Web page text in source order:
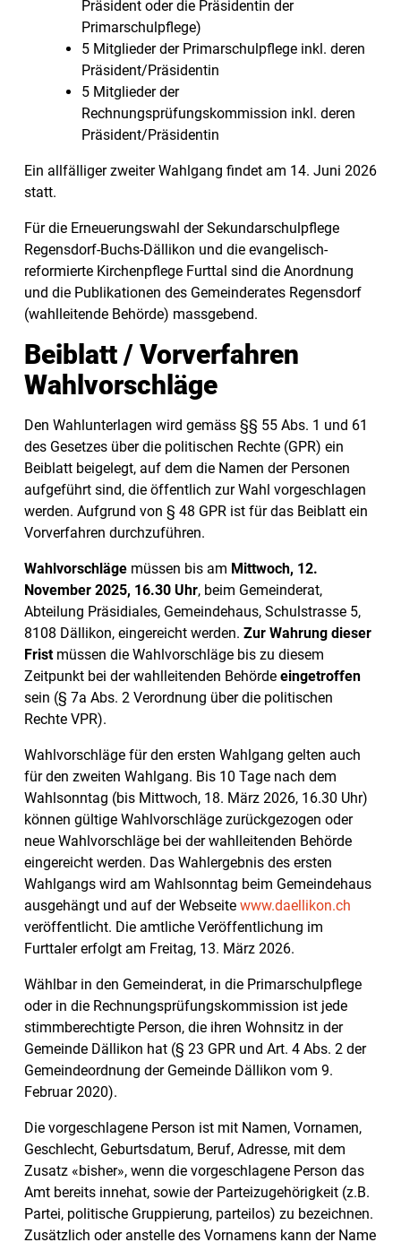
Präsident oder die Präsidentin der
Primarschulpflege)
5 Mitglieder der Primarschulpflege inkl. deren
Präsident/Präsidentin
5 Mitglieder der
Rechnungsprüfungskommission inkl. deren
Präsident/Präsidentin
Ein allfälliger zweiter Wahlgang findet am 14. Juni 2026
statt.
Für die Erneuerungswahl der Sekundarschulpflege
Regensdorf-Buchs-Dällikon und die evangelisch-
reformierte Kirchenpflege Furttal sind die Anordnung
und die Publikationen des Gemeinderates Regensdorf
(wahlleitende Behörde) massgebend.
Beiblatt / Vorverfahren
Wahlvorschläge
Den Wahlunterlagen wird gemäss §§ 55 Abs. 1 und 61
des Gesetzes über die politischen Rechte (GPR) ein
Beiblatt beigelegt, auf dem die Namen der Personen
aufgeführt sind, die öffentlich zur Wahl vorgeschlagen
werden. Aufgrund von § 48 GPR ist für das Beiblatt ein
Vorverfahren durchzuführen.
Wahlvorschläge müssen bis am Mittwoch, 12.
November 2025, 16.30 Uhr, beim Gemeinderat,
Abteilung Präsidiales, Gemeindehaus, Schulstrasse 5,
8108 Dällikon, eingereicht werden. Zur Wahrung dieser
Fristmüssen die Wahlvorschläge bis zu diesem
Zeitpunkt bei der wahlleitenden Behörde eingetroffen
sein (§ 7a Abs. 2 Verordnung über die politischen
Rechte VPR).
Wahlvorschläge für den ersten Wahlgang gelten auch
für den zweiten Wahlgang. Bis 10 Tage nach dem
Wahlsonntag (bis Mittwoch, 18. März 2026, 16.30 Uhr)
können gültige Wahlvorschläge zurückgezogen oder
neue Wahlvorschläge bei der wahlleitenden Behörde
eingereicht werden. Das Wahlergebnis des ersten
Wahlgangs wird am Wahlsonntag beim Gemeindehaus
ausgehängt und auf der Webseite www.daellikon.ch
veröffentlicht. Die amtliche Veröffentlichung im
Furttaler erfolgt am Freitag, 13. März 2026.
Wählbar in den Gemeinderat, in die Primarschulpflege
oder in die Rechnungsprüfungskommission ist jede
stimmberechtigte Person, die ihren Wohnsitz in der
Gemeinde Dällikon hat (§ 23 GPR und Art. 4 Abs. 2 der
Gemeindeordnung der Gemeinde Dällikon vom 9.
Februar 2020).
Die vorgeschlagene Person ist mit Namen, Vornamen,
Geschlecht, Geburtsdatum, Beruf, Adresse, mit dem
Zusatz «bisher», wenn die vorgeschlagene Person das
Amt bereits innehat, sowie der Parteizugehörigkeit (z.B.
Partei, politische Gruppierung, parteilos) zu bezeichnen.
Zusätzlich oder anstelle des Vornamens kann der Name